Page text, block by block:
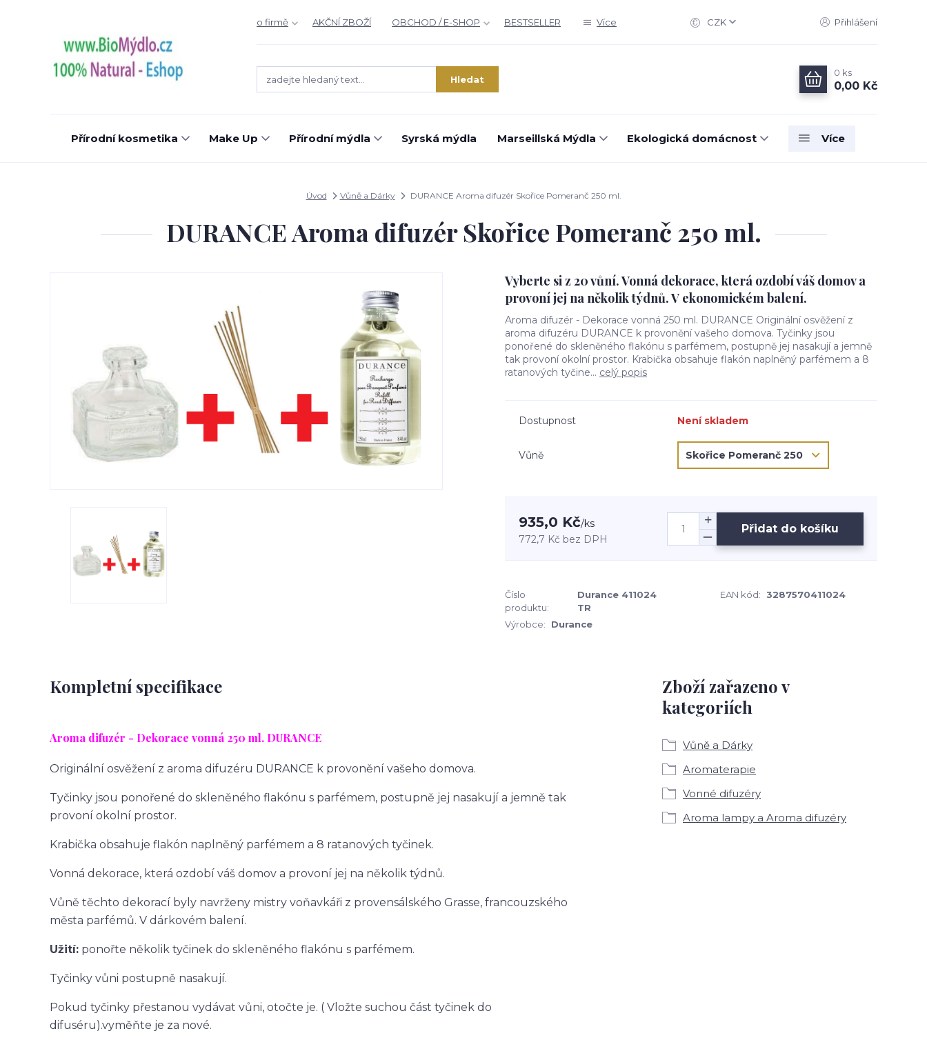
o firmě AKČNÍ ZBOŽÍ OBCHOD / E-SHOP BESTSELLER Více CZK Přihlášení
Hledat
0 ks
0,00 Kč
Přírodní kosmetika Make Up Přírodní mýdla Syrská mýdla Marseillská Mýdla Ekologická domácnost Více
Úvod Vůně a Dárky DURANCE Aroma difuzér Skořice Pomeranč 250 ml.
DURANCE Aroma difuzér Skořice Pomeranč 250 ml.
Vyberte si z 20 vůní. Vonná dekorace, která ozdobí váš domov a
provoní jej na několik týdnů. V ekonomickém balení.
Aroma difuzér - Dekorace vonná 250 ml. DURANCE Originální osvěžení z
aroma difuzéru DURANCE k provonění vašeho domova. Tyčinky jsou
ponořené do skleněného flakónu s parfémem, postupně jej nasakují a jemně
tak provoní okolní prostor. Krabička obsahuje flakón naplněný parfémem a 8
ratanových tyčine... celý popis
Dostupnost Není skladem
Vůně
935,0 Kč/ks
772,7 Kč bez DPH
Přidat do košíku
Číslo
produktu:
Durance 411024
TR
EAN kód: 3287570411024
Výrobce: Durance
Kompletní specifikace
Aroma difuzér - Dekorace vonná 250 ml. DURANCE
Originální osvěžení z aroma difuzéru DURANCE k provonění vašeho domova.
Tyčinky jsou ponořené do skleněného flakónu s parfémem, postupně jej nasakují a jemně tak
provoní okolní prostor.
Krabička obsahuje flakón naplněný parfémem a 8 ratanových tyčinek.
Vonná dekorace, která ozdobí váš domov a provoní jej na několik týdnů.
Vůně těchto dekorací byly navrženy mistry voňavkáři z provensálského Grasse, francouzského
města parfémů. V dárkovém balení.
Užití: ponořte několik tyčinek do skleněného flakónu s parfémem.
Tyčinky vůni postupně nasakují.
Pokud tyčinky přestanou vydávat vůni, otočte je. ( Vložte suchou část tyčinek do
difuséru).vyměňte je za nové.
Zboží zařazeno v
kategoriích
Vůně a Dárky
Aromaterapie
Vonné difuzéry
Aroma lampy a Aroma difuzéry